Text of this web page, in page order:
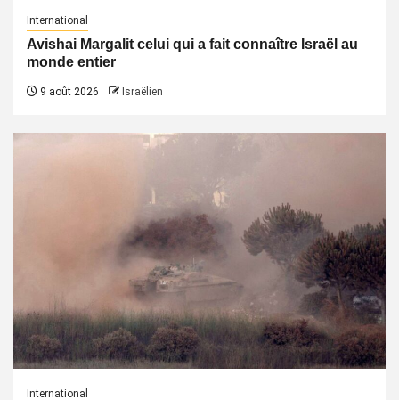
International
Avishai Margalit celui qui a fait connaître Israël au
monde entier
9 août 2026 Israëlien
International